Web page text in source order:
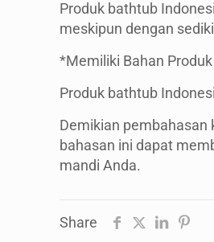
Produk bathtub
meskipun dengan
*Memiliki Bahan
Produk bathtub
Demikian pembahasan
bahasan ini dapat
mandi Anda.
Share